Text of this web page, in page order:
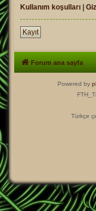
Kullanım koşulları |
Kayıt
Forum ana sayfa
Powered by
Türkçe